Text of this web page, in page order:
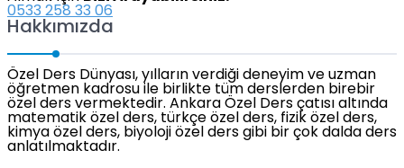
0533 258 33 06
Hakkımızda
Özel Ders Dünyası, yılların verdiği deneyim ve uzman
öğretmen kadrosu ile birlikte tüm derslerden birebir
özel ders vermektedir. Ankara Özel Ders çatısı altında
matematik özel ders, türkçe özel ders, fizik özel ders,
kimya özel ders, biyoloji özel ders gibi bir çok dalda ders
anlatılmaktadır.